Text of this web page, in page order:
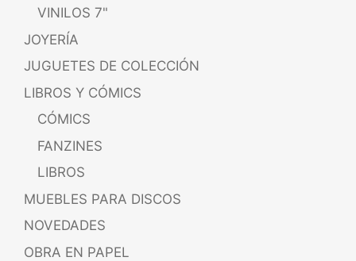
VINILOS 7"
JOYERÍA
JUGUETES DE COLECCIÓN
LIBROS Y CÓMICS
CÓMICS
FANZINES
LIBROS
MUEBLES PARA DISCOS
NOVEDADES
OBRA EN PAPEL